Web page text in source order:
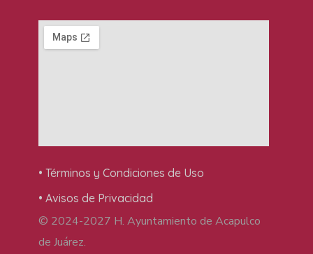
• Términos y Condiciones de Uso
• Avisos de Privacidad
© 2024-2027 H. Ayuntamiento de Acapulco
de Juárez.